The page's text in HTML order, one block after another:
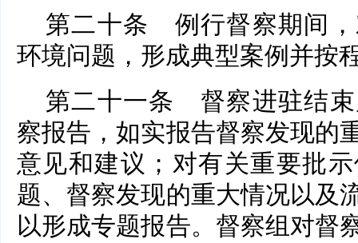
第二十条 例行督察期间，
环境问题，形成典型案例并按
第二十一条 督察进驻结束
察报告，如实报告督察发现的
意见和建议；对有关重要批
题、督察发现的重大情况以及
以形成专题报告。督察组对督